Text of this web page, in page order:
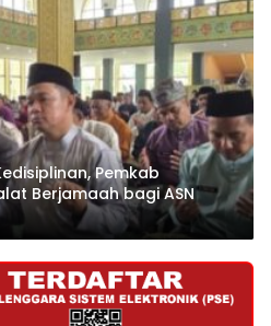
Pemkab
Berjamaah bagi ASN